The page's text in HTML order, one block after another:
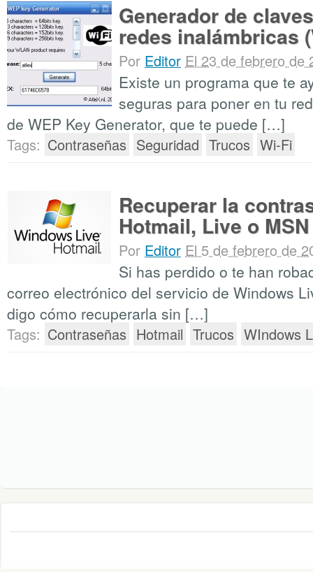
Generador de
redes inalámbricas
Por Editor El 23 de febrero de
Existe un programa que te
seguras para poner en tu
de WEP Key Generator, que te puede […]
Tags: Contraseñas Seguridad Trucos Wi-Fi
Recuperar la
Hotmail, Live o
Por Editor El 5 de febrero de
Si has perdido o te han
correo electrónico del servicio de Windows
digo cómo recuperarla sin […]
Tags: Contraseñas Hotmail Trucos WIndows